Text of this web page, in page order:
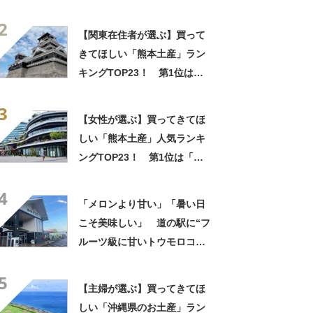
【関東在住者が選ぶ】買って
きてほしい「熊本土産」ラン
キングTOP23！ 第1位は
【女性が選ぶ】買ってきてほ
しい「熊本土産」人気ランキ
ングTOP23！ 第1位は「い
「メロンより甘い」「暑い日
こそ美味しい」 道の駅に“フ
ルーツ級に甘いトウモロコ
【主婦が選ぶ】買ってきてほ
しい「沖縄県のお土産」ラン